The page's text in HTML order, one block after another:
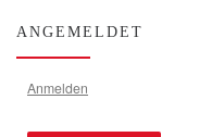
ANGEMELDET
Anmelden